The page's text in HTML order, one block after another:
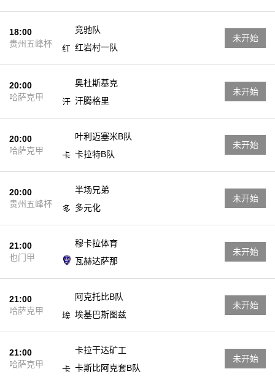
18:00
贵州五峰杯
竞驰队
红岩村一队
未开始
20:00
哈萨克甲
奥杜斯基克
汗腾格里
未开始
20:00
哈萨克甲
叶利迈塞米B队
卡拉特B队
未开始
20:00
贵州五峰杯
半场兄弟
多元化
未开始
21:00
也门甲
穆卡拉体育
瓦赫达萨那
未开始
21:00
哈萨克甲
阿克托比B队
埃基巴斯图兹
未开始
21:00
哈萨克甲
卡拉干达矿工
卡斯比阿克套B队
未开始